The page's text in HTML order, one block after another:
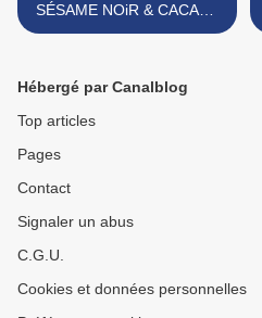
SÉSAME NOiR & CACAO :
une pépite d'or noir
Hébergé par Canalblog
Top articles
Pages
Contact
Signaler un abus
C.G.U.
Cookies et données personnelles